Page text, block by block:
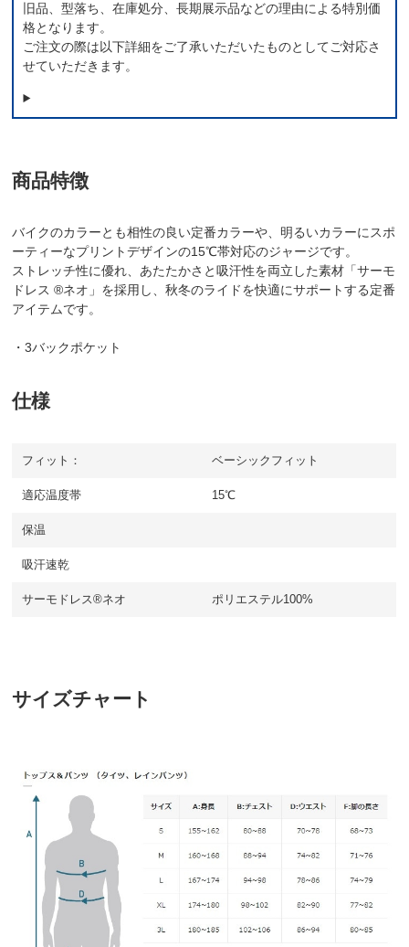
旧品、型落ち、在庫処分、長期展示品などの理由による特別価
格となります。
ご注文の際は以下詳細をご了承いただいたものとしてご対応さ
せていただきます。
商品特徴
バイクのカラーとも相性の良い定番カラーや、明るいカラーにスポ
ーティーなプリントデザインの15℃帯対応のジャージです。
ストレッチ性に優れ、あたたかさと吸汗性を両立した素材「サーモ
ドレス ®ネオ」を採用し、秋冬のライドを快適にサポートする定番
アイテムです。
・3バックポケット
仕様
フィット： ベーシックフィット
適応温度帯 15℃
保温
吸汗速乾
サーモドレス®ネオ ポリエステル100%
サイズチャート